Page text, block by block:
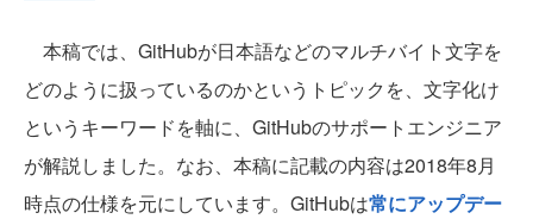
本稿では、GitHubが日本語などのマルチバイト文字を
どのように扱っているのかというトピックを、文字化け
というキーワードを軸に、GitHubのサポートエンジニア
が解説しました。なお、本稿に記載の内容は2018年8月
時点の仕様を元にしています。GitHubは常にアップデー